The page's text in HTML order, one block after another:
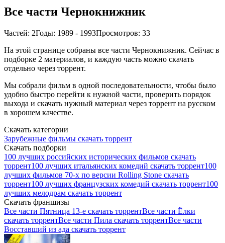
Все части Чернокнижник
Частей: 2Годы: 1989 - 1993Просмотров: 33
На этой странице собраны все части Чернокнижник. Сейчас в
подборке 2 материалов, и каждую часть можно скачать
отдельно через торрент.
Мы собрали фильм в одной последовательности, чтобы было
удобно быстро перейти к нужной части, проверить порядок
выхода и скачать нужный материал через торрент на русском
в хорошем качестве.
Скачать категории
Зарубежные фильмы скачать торрент
Скачать подборки
100 лучших российских исторических фильмов скачать
торрент100 лучших итальянских комедий скачать торрент100
лучших фильмов 70-х по версии Rolling Stone скачать
торрент100 лучших французских комедий скачать торрент100
лучших мелодрам скачать торрент
Скачать франшизы
Все части Пятница 13-е скачать торрентВсе части Ёлки
скачать торрентВсе части Пила скачать торрентВсе части
Восставший из ада скачать торрент